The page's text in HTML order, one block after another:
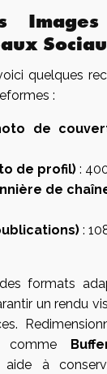
quelques
:
de
de profil):
de
:
formats
un rendu
comme
à